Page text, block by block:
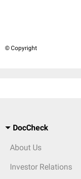
© Copyright
DocCheck
About Us
Investor Relations